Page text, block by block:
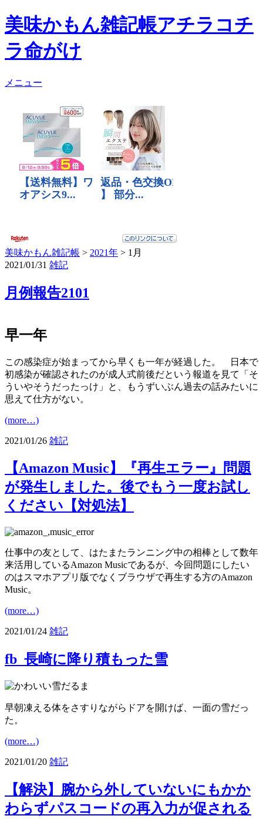
美味かもん雑記帳アチラコチ
ラ命がけ
メニュー
美味かもん雑記帳 > 2021年 > 1月
2021/01/31 雑記
月例報告2101
早一年
この感染症が始まってから早くも一年が経過した。 日本で
初感染が確認されたのが成人式前後だという報道を見て「そ
ういやそうだったっけ」と、もうずいぶん過去の話みたいに
思えて仕方がない。
(more…)
2021/01/26 雑記
【Amazon Music】『再生エラー』問題
が発生しました。後でもう一度お試し
ください【対処法】
仕事中の友として、はたまたランニング中の相棒として数年
来活用しているAmazon Musicであるが、今回問題にしたい
のはスマホアプリ版でなくブラウザで再生する方のAmazon
Music。
(more…)
2021/01/24 雑記
fb_長崎に降り積もった雪
早朝凍える体をさすりながらドアを開けば、一面の雪だっ
た。
(more…)
2021/01/20 雑記
【解決】腕から外していないにもかか
わらずパスコードの再入力が促される